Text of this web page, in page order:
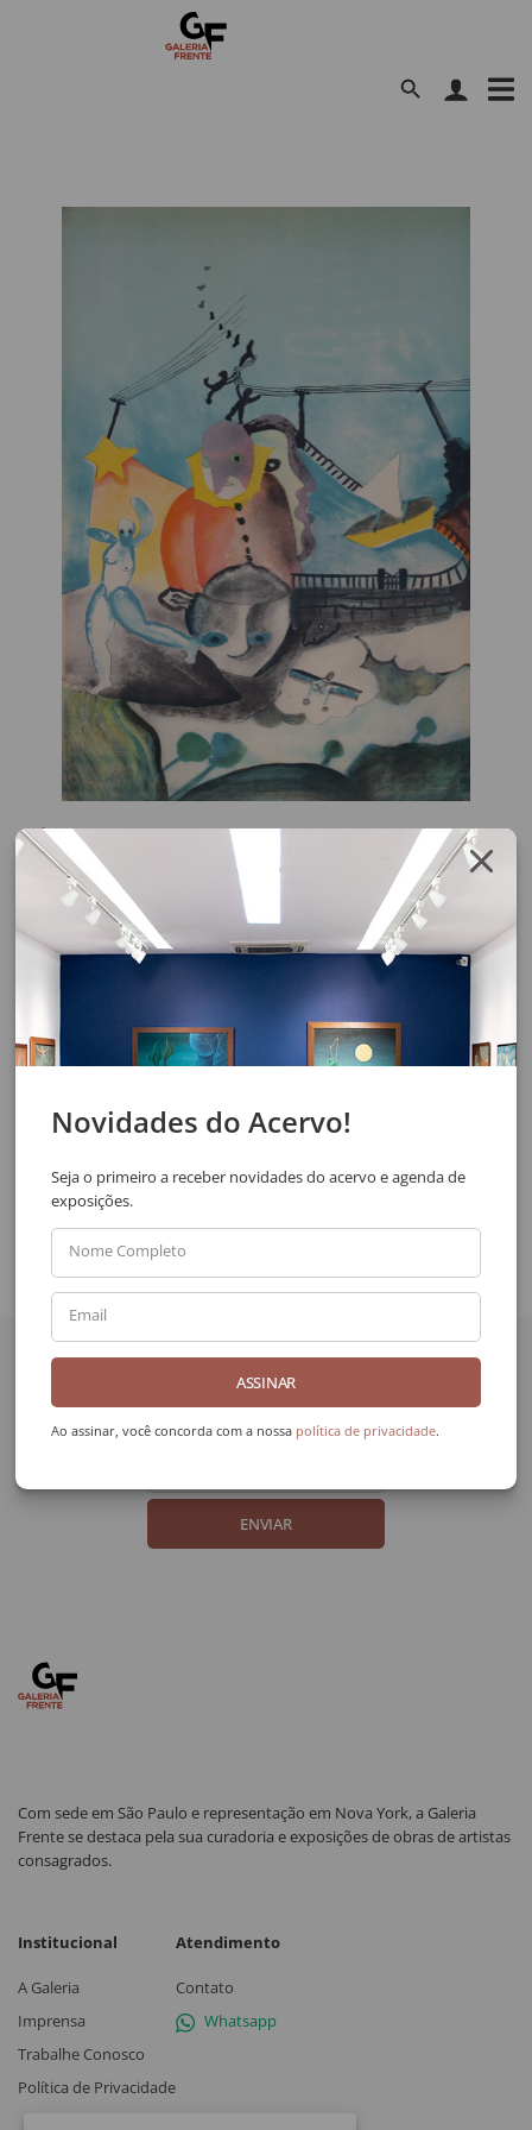
Cícero Dias
Sem Título
litogravura
97 x 64 cm
assinatura inf. dir.
Da Série: "Suite Pernambucana Impressor Pierre Baday (Paris)".
Exemplar nº: 18/75.
Obra sem moldura
Solicite o orçamento da obra clicando no botão abaixo, após
confirmar o pedido de solicitação a resposta será enviada por email.
SOLICITAR VIA WHATSAPP
Compartilhar
Novidades do Acervo!
Seja o primeiro a receber novidades do acervo e agenda de
exposições.
Nome Completo
Email
ASSINAR
Ao assinar, você concorda com a nossa política de privacidade.
da Galeria Frente?
Nome Completo
ENVIAR
Com sede em São Paulo e representação em Nova York, a Galeria
Frente se destaca pela sua curadoria e exposições de obras de artistas
consagrados.
Institucional
A Galeria
Imprensa
Trabalhe Conosco
Política de Privacidade
Atendimento
Contato
Whatsapp